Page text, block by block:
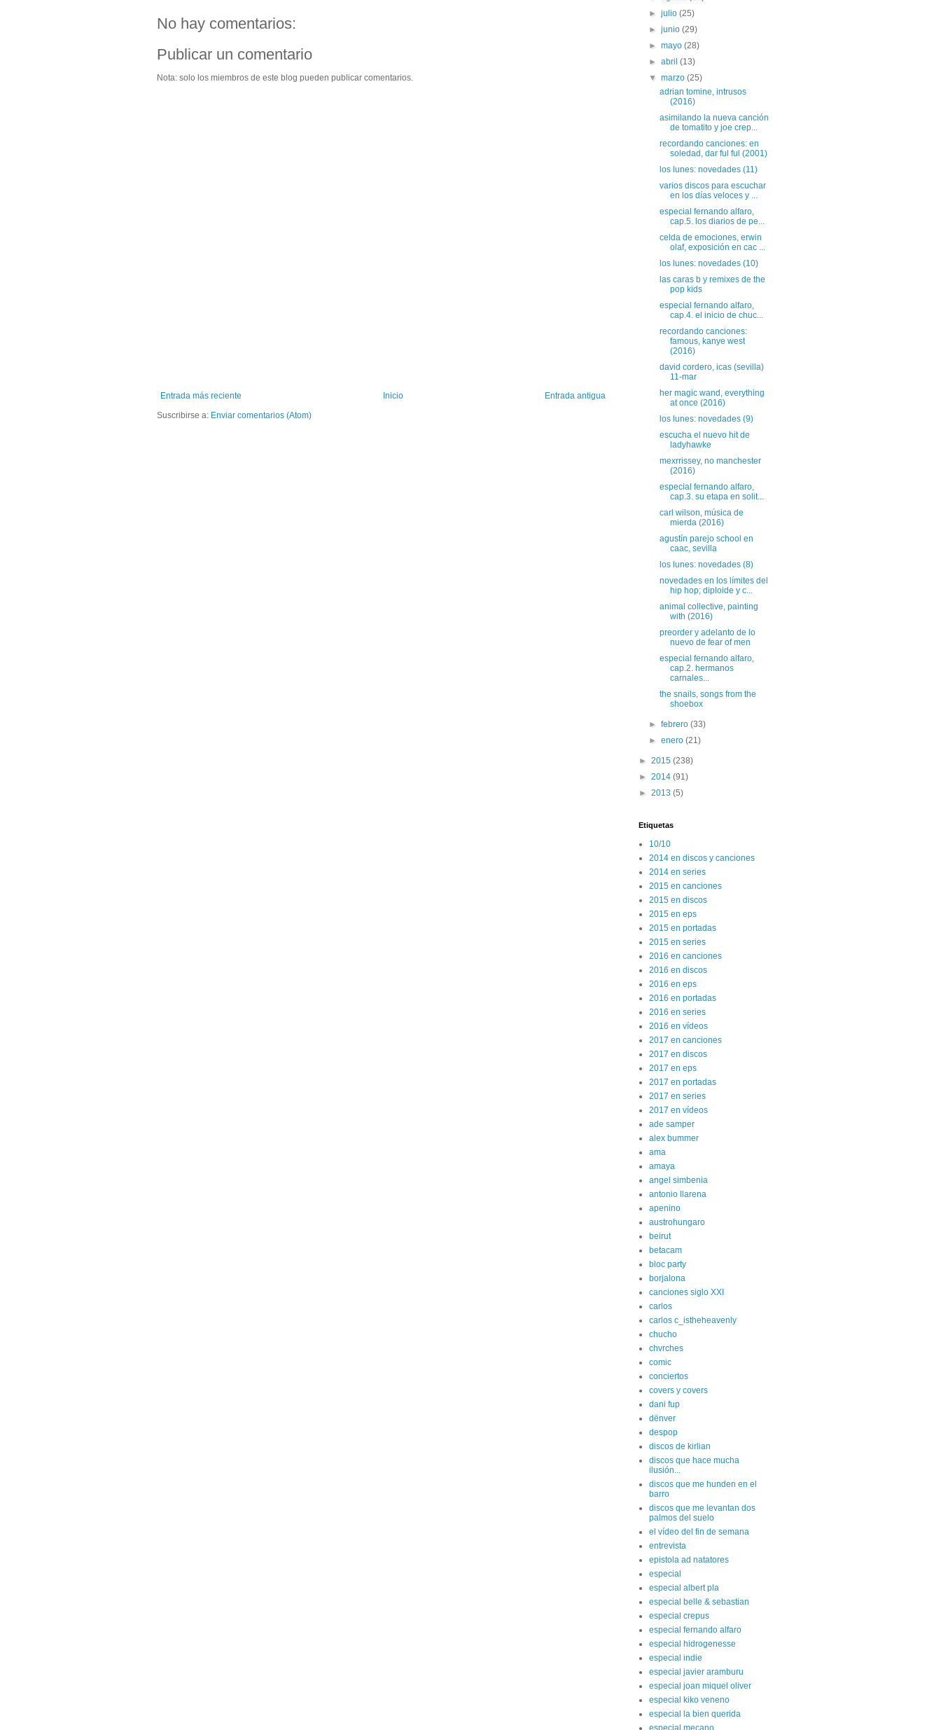
No hay comentarios:
Publicar un comentario
Nota: solo los miembros de este blog pueden publicar comentarios.
Entrada más reciente Entrada antigua
Inicio
Suscribirse a: Enviar comentarios (Atom)
►julio(25)
►junio(29)
►mayo(28)
►abril(13)
▼marzo(25)
adrian tomine, intrusos
(2016)
asimilando la nueva canción
de tomatito y joe crep...
recordando canciones: en
soledad, dar ful ful (2001)
los lunes: novedades (11)
varios discos para escuchar
en los días veloces y ...
especial fernando alfaro,
cap.5. los diarios de pe...
celda de emociones, erwin
olaf, exposición en cac ...
los lunes: novedades (10)
las caras b y remixes de the
pop kids
especial fernando alfaro,
cap.4. el inicio de chuc...
recordando canciones:
famous, kanye west
(2016)
david cordero, icas (sevilla)
11-mar
her magic wand, everything
at once (2016)
los lunes: novedades (9)
escucha el nuevo hit de
ladyhawke
mexrrissey, no manchester
(2016)
especial fernando alfaro,
cap.3. su etapa en solit...
carl wilson, música de
mierda (2016)
agustín parejo school en
caac, sevilla
los lunes: novedades (8)
novedades en los límites del
hip hop; diploide y c...
animal collective, painting
with (2016)
preorder y adelanto de lo
nuevo de fear of men
especial fernando alfaro,
cap.2. hermanos
carnales...
the snails, songs from the
shoebox
►febrero(33)
►enero(21)
► 2015 (238)
► 2014 (91)
► 2013 (5)
Etiquetas
10/10
2014 en discos y canciones
2014 en series
2015 en canciones
2015 en discos
2015 en eps
2015 en portadas
2015 en series
2016 en canciones
2016 en discos
2016 en eps
2016 en portadas
2016 en series
2016 en vídeos
2017 en canciones
2017 en discos
2017 en eps
2017 en portadas
2017 en series
2017 en vídeos
ade samper
alex bummer
ama
amaya
angel simbenia
antonio llarena
apenino
austrohungaro
beirut
betacam
bloc party
borjalona
canciones siglo XXI
carlos
carlos c_istheheavenly
chucho
chvrches
comic
conciertos
covers y covers
dani fup
dënver
despop
discos de kirlian
discos que hace mucha
ilusión...
discos que me hunden en el
barro
discos que me levantan dos
palmos del suelo
el vídeo del fin de semana
entrevista
epistola ad natatores
especial
especial albert pla
especial belle & sebastian
especial crepus
especial fernando alfaro
especial hidrogenesse
especial indie
especial javier aramburu
especial joan miquel oliver
especial kiko veneno
especial la bien querida
especial mecano